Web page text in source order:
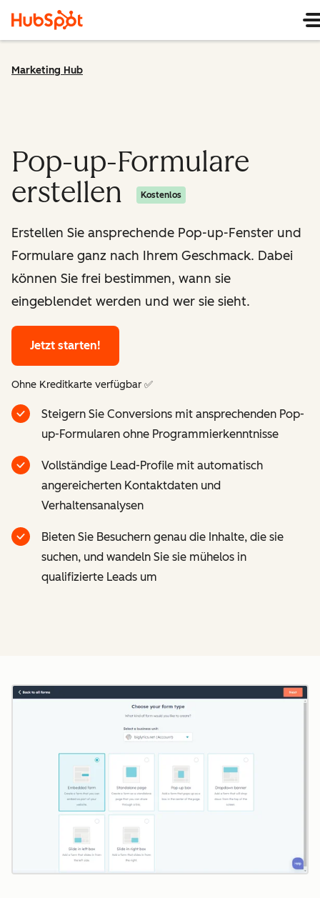
Marketing Hub
Pop-up-Formulare
erstellen
Kostenlos
Erstellen Sie ansprechende Pop-up-Fenster und
Formulare ganz nach Ihrem Geschmack. Dabei
können Sie frei bestimmen, wann sie
eingeblendet werden und wer sie sieht.
Jetzt starten!
Ohne Kreditkarte verfügbar ✅
Steigern Sie Conversions mit ansprechenden Pop-
up-Formularen ohne Programmierkenntnisse
Vollständige Lead-Profile mit automatisch
angereicherten Kontaktdaten und
Verhaltensanalysen
Bieten Sie Besuchern genau die Inhalte, die sie
suchen, und wandeln Sie sie mühelos in
qualifizierte Leads um